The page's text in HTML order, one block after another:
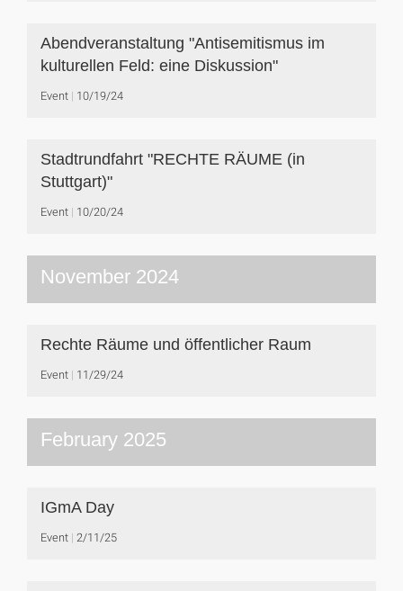
Abendveranstaltung "Antisemitismus im
kulturellen Feld: eine Diskussion"
Event 10/19/24
Stadtrundfahrt "RECHTE RÄUME (in
Stuttgart)"
Event 10/20/24
November 2024
Rechte Räume und öffentlicher Raum
Event 11/29/24
February 2025
IGmA Day
Event 2/11/25